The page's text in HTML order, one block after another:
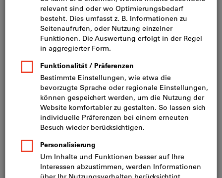
Bild zum Vergrößern anklicken
Preis pro 1 Stück
inkl. MwSt. zzgl. Versandkosten
Netto: CHF 14.25